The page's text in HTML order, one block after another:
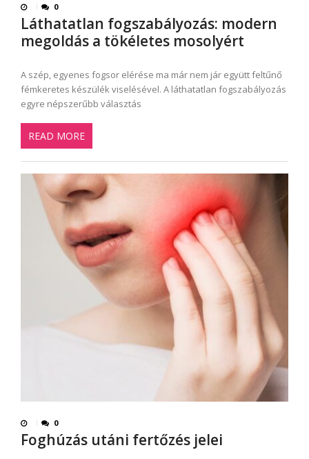
0
Láthatatlan fogszabályozás: modern
megoldás a tökéletes mosolyért
A szép, egyenes fogsor elérése ma már nem jár együtt feltűnő
fémkeretes készülék viselésével. A láthatatlan fogszabályozás
egyre népszerűbb választás
READ MORE
0
Foghúzás utáni fertőzés jelei